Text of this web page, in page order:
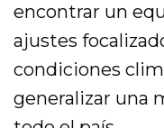
encontrar un
ajustes
condiciones
generalizar una